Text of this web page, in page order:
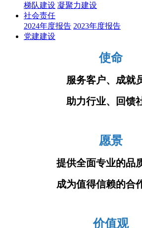
梯队建设 凝聚力建设
社会责任
2024年度报告 2023年度报告
党建建设
使命
服务客户、成就
助力行业、回馈
愿景
提供全面专业的品
成为值得信赖的合
价值观